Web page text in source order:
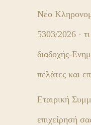
Νέο
5303/2026 ·
διαδοχής-
πελάτες και
Εταιρική
επιχείρησή